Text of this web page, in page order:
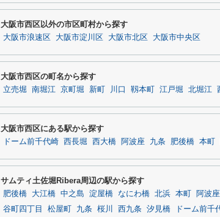
大阪市西区以外の市区町村から探す
大阪市浪速区 大阪市淀川区 大阪市北区 大阪市中央区
大阪市西区の町名から探す
立売堀 南堀江 京町堀 新町 川口 靱本町 江戸堀 北堀江
大阪市西区にある駅から探す
ドーム前千代崎 西長堀 西大橋 阿波座 九条 肥後橋 本町
サムティ土佐堀Ribera周辺の駅から探す
肥後橋 大江橋 中之島 淀屋橋 なにわ橋 北浜 本町 阿波座
谷町四丁目
松屋町 九条 桜川 西九条 汐見橋 ドーム前千